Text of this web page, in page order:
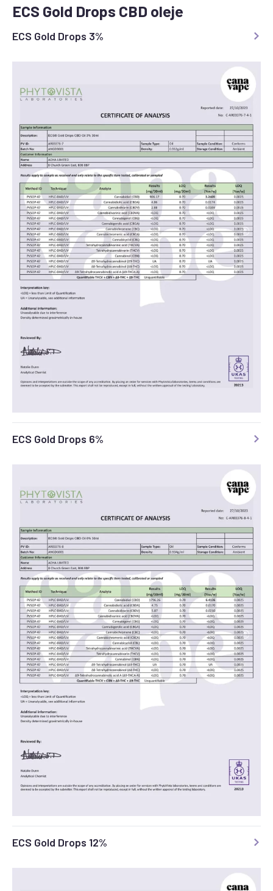
ECS Gold Drops CBD oleje
ECS Gold Drops 3%
ECS Gold Drops 6%
ECS Gold Drops 12%